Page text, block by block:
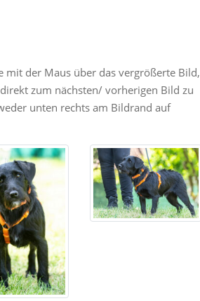
mit der Maus über das vergrößerte Bild,
zum nächsten/ vorherigen Bild zu
unten rechts am Bildrand auf